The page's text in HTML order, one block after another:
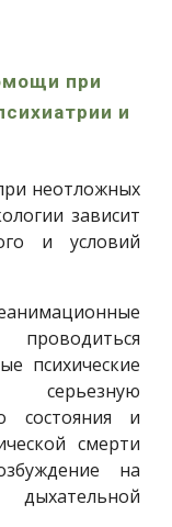
при
и
неотложных
зависит
и условий
психические
серьезную
состояния и
смерти
на